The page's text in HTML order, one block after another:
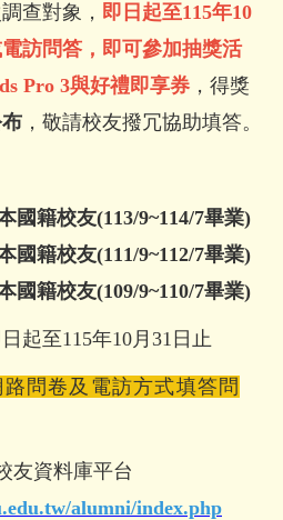
查對象， 即日起至115年10
訪問答，即可參加抽獎活
Pro 3與好禮即享券 ，得獎
，敬請校友撥冗協助填答。
國籍校友(113/9~114/7畢業)
國籍校友(111/9~112/7畢業)
國籍校友(109/9~110/7畢業)
日起至115年10月31日止
路問卷及電訪方式填答問
友資料庫平台
alumni/index.php